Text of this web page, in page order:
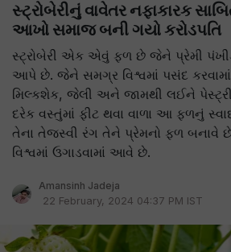
સ્ટ્રોબેરીનું વાવેતર નફાકારક
આખો સમાજ બની ગયો કરોડપતિ
સ્ટ્રોબેરી એક એવું ફળ છે જેને પ્રેમી
આપે છે. જેને સમગ્ર વિશ્વમાં પસંદ
મિલ્કશેક, જેલી અને જામથી લઈને
દરેક વસ્તુંમાં ફીટ થવા વાળા આ ફળનું
તેના તેજસ્વી રંગ તેને પ્રેમનો ફળ બનાવે
વિશ્વમાં ઉગાડવામાં આવે છે.
Amansinh Jadeja
22 February, 2024 04:37 PM IST